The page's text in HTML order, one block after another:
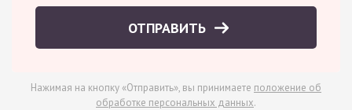
ОТПРАВИТЬ
Нажимая на кнопку «Отправить», вы принимаете положение об
обработке персональных данных.